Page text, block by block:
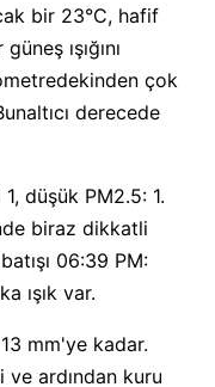
bir 23°C, hafif
ışığını
çok
derecede
düşük PM2.5: 1.
biraz dikkatli
06:39 PM:
ışık var.
mm'ye kadar.
ve ardından kuru